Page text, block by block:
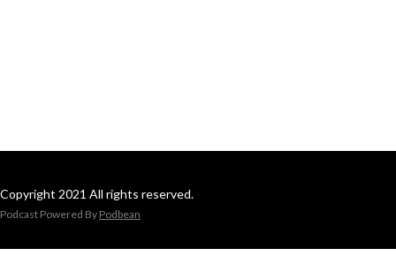
Copyright 2021 All rights reserved.
Podcast Powered By Podbean